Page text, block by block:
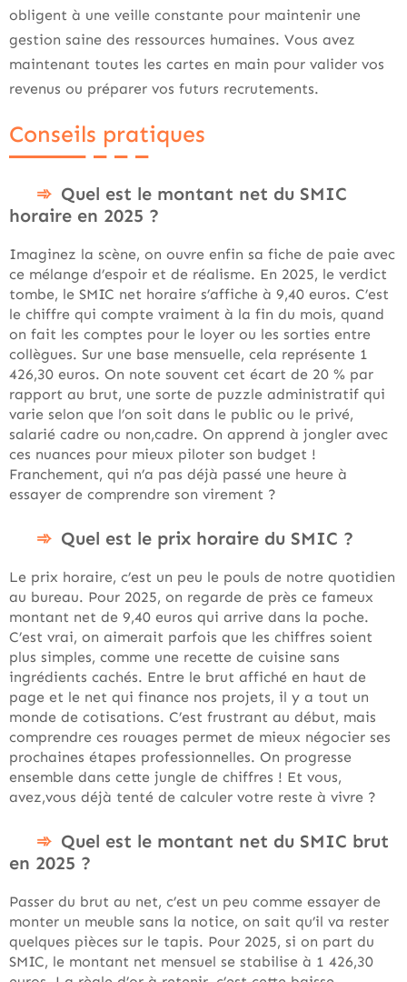
obligent à une veille constante pour maintenir une
gestion saine des ressources humaines. Vous avez
maintenant toutes les cartes en main pour valider vos
revenus ou préparer vos futurs recrutements.
Conseils pratiques
Quel est le montant net du SMIC
horaire en 2025 ?
Imaginez la scène, on ouvre enfin sa fiche de paie avec
ce mélange d’espoir et de réalisme. En 2025, le verdict
tombe, le SMIC net horaire s’affiche à 9,40 euros. C’est
le chiffre qui compte vraiment à la fin du mois, quand
on fait les comptes pour le loyer ou les sorties entre
collègues. Sur une base mensuelle, cela représente 1
426,30 euros. On note souvent cet écart de 20 % par
rapport au brut, une sorte de puzzle administratif qui
varie selon que l’on soit dans le public ou le privé,
salarié cadre ou non,cadre. On apprend à jongler avec
ces nuances pour mieux piloter son budget !
Franchement, qui n’a pas déjà passé une heure à
essayer de comprendre son virement ?
Quel est le prix horaire du SMIC ?
Le prix horaire, c’est un peu le pouls de notre quotidien
au bureau. Pour 2025, on regarde de près ce fameux
montant net de 9,40 euros qui arrive dans la poche.
C’est vrai, on aimerait parfois que les chiffres soient
plus simples, comme une recette de cuisine sans
ingrédients cachés. Entre le brut affiché en haut de
page et le net qui finance nos projets, il y a tout un
monde de cotisations. C’est frustrant au début, mais
comprendre ces rouages permet de mieux négocier ses
prochaines étapes professionnelles. On progresse
ensemble dans cette jungle de chiffres ! Et vous,
avez,vous déjà tenté de calculer votre reste à vivre ?
Quel est le montant net du SMIC brut
en 2025 ?
Passer du brut au net, c’est un peu comme essayer de
monter un meuble sans la notice, on sait qu’il va rester
quelques pièces sur le tapis. Pour 2025, si on part du
SMIC, le montant net mensuel se stabilise à 1 426,30